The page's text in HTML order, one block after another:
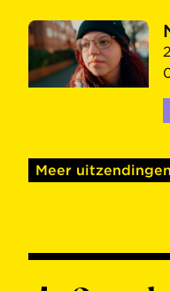
Meer uitzendingen